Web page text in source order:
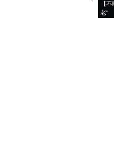
【
老”